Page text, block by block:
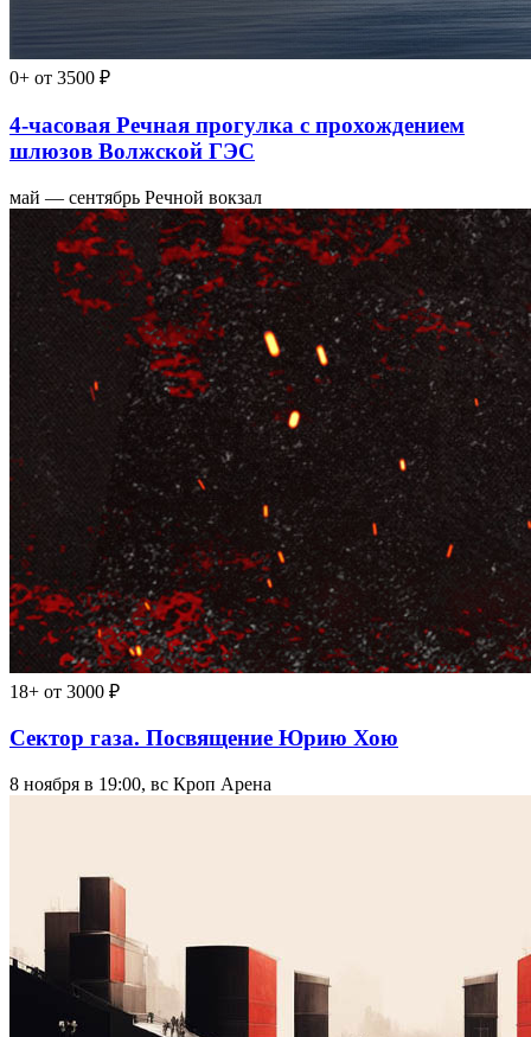
0+ от 3500 ₽
4-часовая Речная прогулка с прохождением
шлюзов Волжской ГЭС
май — сентябрь Речной вокзал
18+ от 3000 ₽
Сектор газа. Посвящение Юрию Хою
8 ноября в 19:00, вс Кроп Арена